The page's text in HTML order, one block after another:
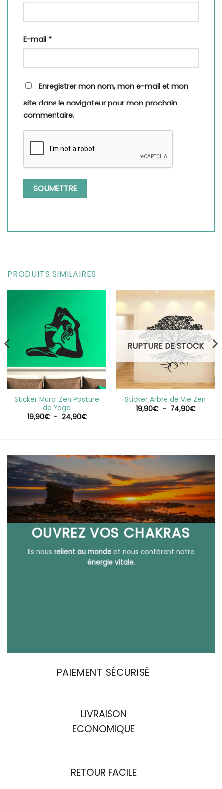
E-mail *
Enregistrer mon nom, mon e-mail et mon
site dans le navigateur pour mon prochain
commentaire.
PRODUITS SIMILAIRES
Sticker Mural Zen Posture
de Yoga
19,90€ – 24,90€Plage
RUPTURE DE STOCK
Sticker Arbre de Vie Zen
19,90€ – 74,90€Plage
OUVREZ VOS CHAKRAS
Ils nous relient au mondeet nous confèrent notre
énergie vitale.
PAIEMENT SÉCURISÉ
LIVRAISON
ECONOMIQUE
RETOUR FACILE